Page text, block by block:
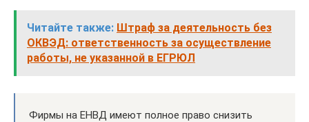
Читайте также: Штраф за деятельность без
ОКВЭД: ответственность за осуществление
работы, не указанной в ЕГРЮЛ
Фирмы на ЕНВД имеют полное право снизить